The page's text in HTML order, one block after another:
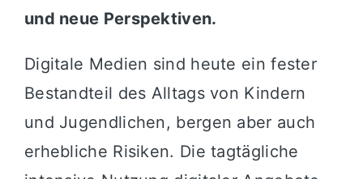
und neue Perspektiven.
Digitale Medien sind heute ein fester
Bestandteil des Alltags von Kindern
und Jugendlichen, bergen aber auch
erhebliche Risiken. Die tagtägliche